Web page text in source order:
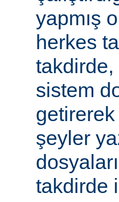
yapmış
herkes
takdirde,
sistem
getirerek
şeyler
takdirde